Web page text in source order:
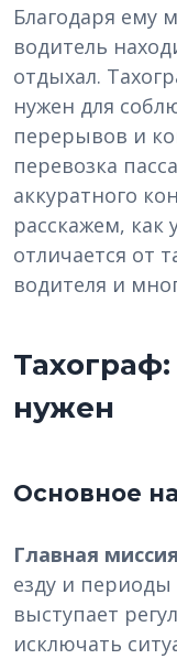
Благодаря ему
водитель
отдыхал.
нужен для
перерывов и
перевозка
аккуратного
расскажем, как
отличается от
водителя и
Тахограф:
нужен
Основное
Главная
езду и периоды
выступает
исключать